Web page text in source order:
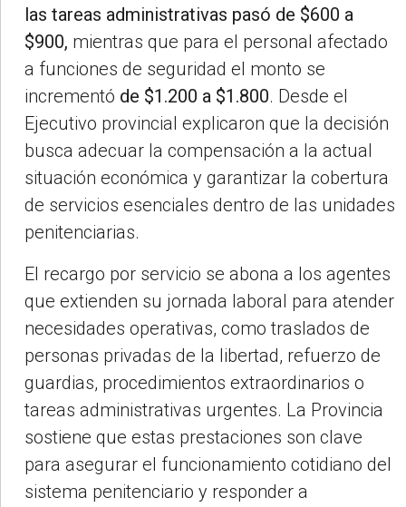
las tareas administrativas pasó de $600 a
$900, mientras que para el personal afectado
a funciones de seguridad el monto se
incrementó de $1.200 a $1.800. Desde el
Ejecutivo provincial explicaron que la decisión
busca adecuar la compensación a la actual
situación económica y garantizar la cobertura
de servicios esenciales dentro de las unidades
penitenciarias.
El recargo por servicio se abona a los agentes
que extienden su jornada laboral para atender
necesidades operativas, como traslados de
personas privadas de la libertad, refuerzo de
guardias, procedimientos extraordinarios o
tareas administrativas urgentes. La Provincia
sostiene que estas prestaciones son clave
para asegurar el funcionamiento cotidiano del
sistema penitenciario y responder a